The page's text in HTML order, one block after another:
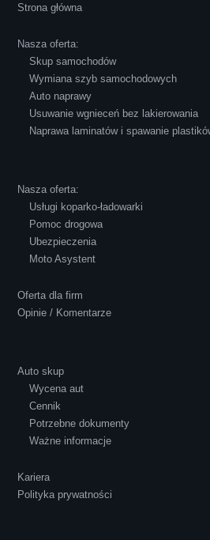
atmosferze, czego z reguły nie
powiedzieć o innych firmach
Pozdrawiam i polecam!
Polecam S-Car.pl, szybka i
Strona główna
Nasza oferta:
Skup samochodów
Wymiana szyb samochodowych
Auto naprawy
Usuwanie wgnieceń bez lakierowania
Naprawa laminatów i spawanie
Nasza oferta:
Usługi koparko-ładowarki
Pomoc drogowa
Ubezpieczenia
Moto Asystent
Oferta dla firm
Opinie / Komentarze
Auto skup
Wycena aut
Cennik
Potrzebne dokumenty
Ważne informacje
Kariera
Polityka prywatności